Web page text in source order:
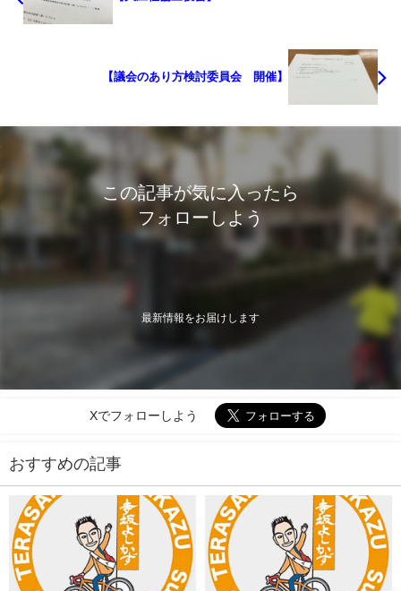
【議会のあり方検討委員会 開催】
この記事が気に入ったら
フォローしよう
最新情報をお届けします
Xでフォローしよう
おすすめの記事